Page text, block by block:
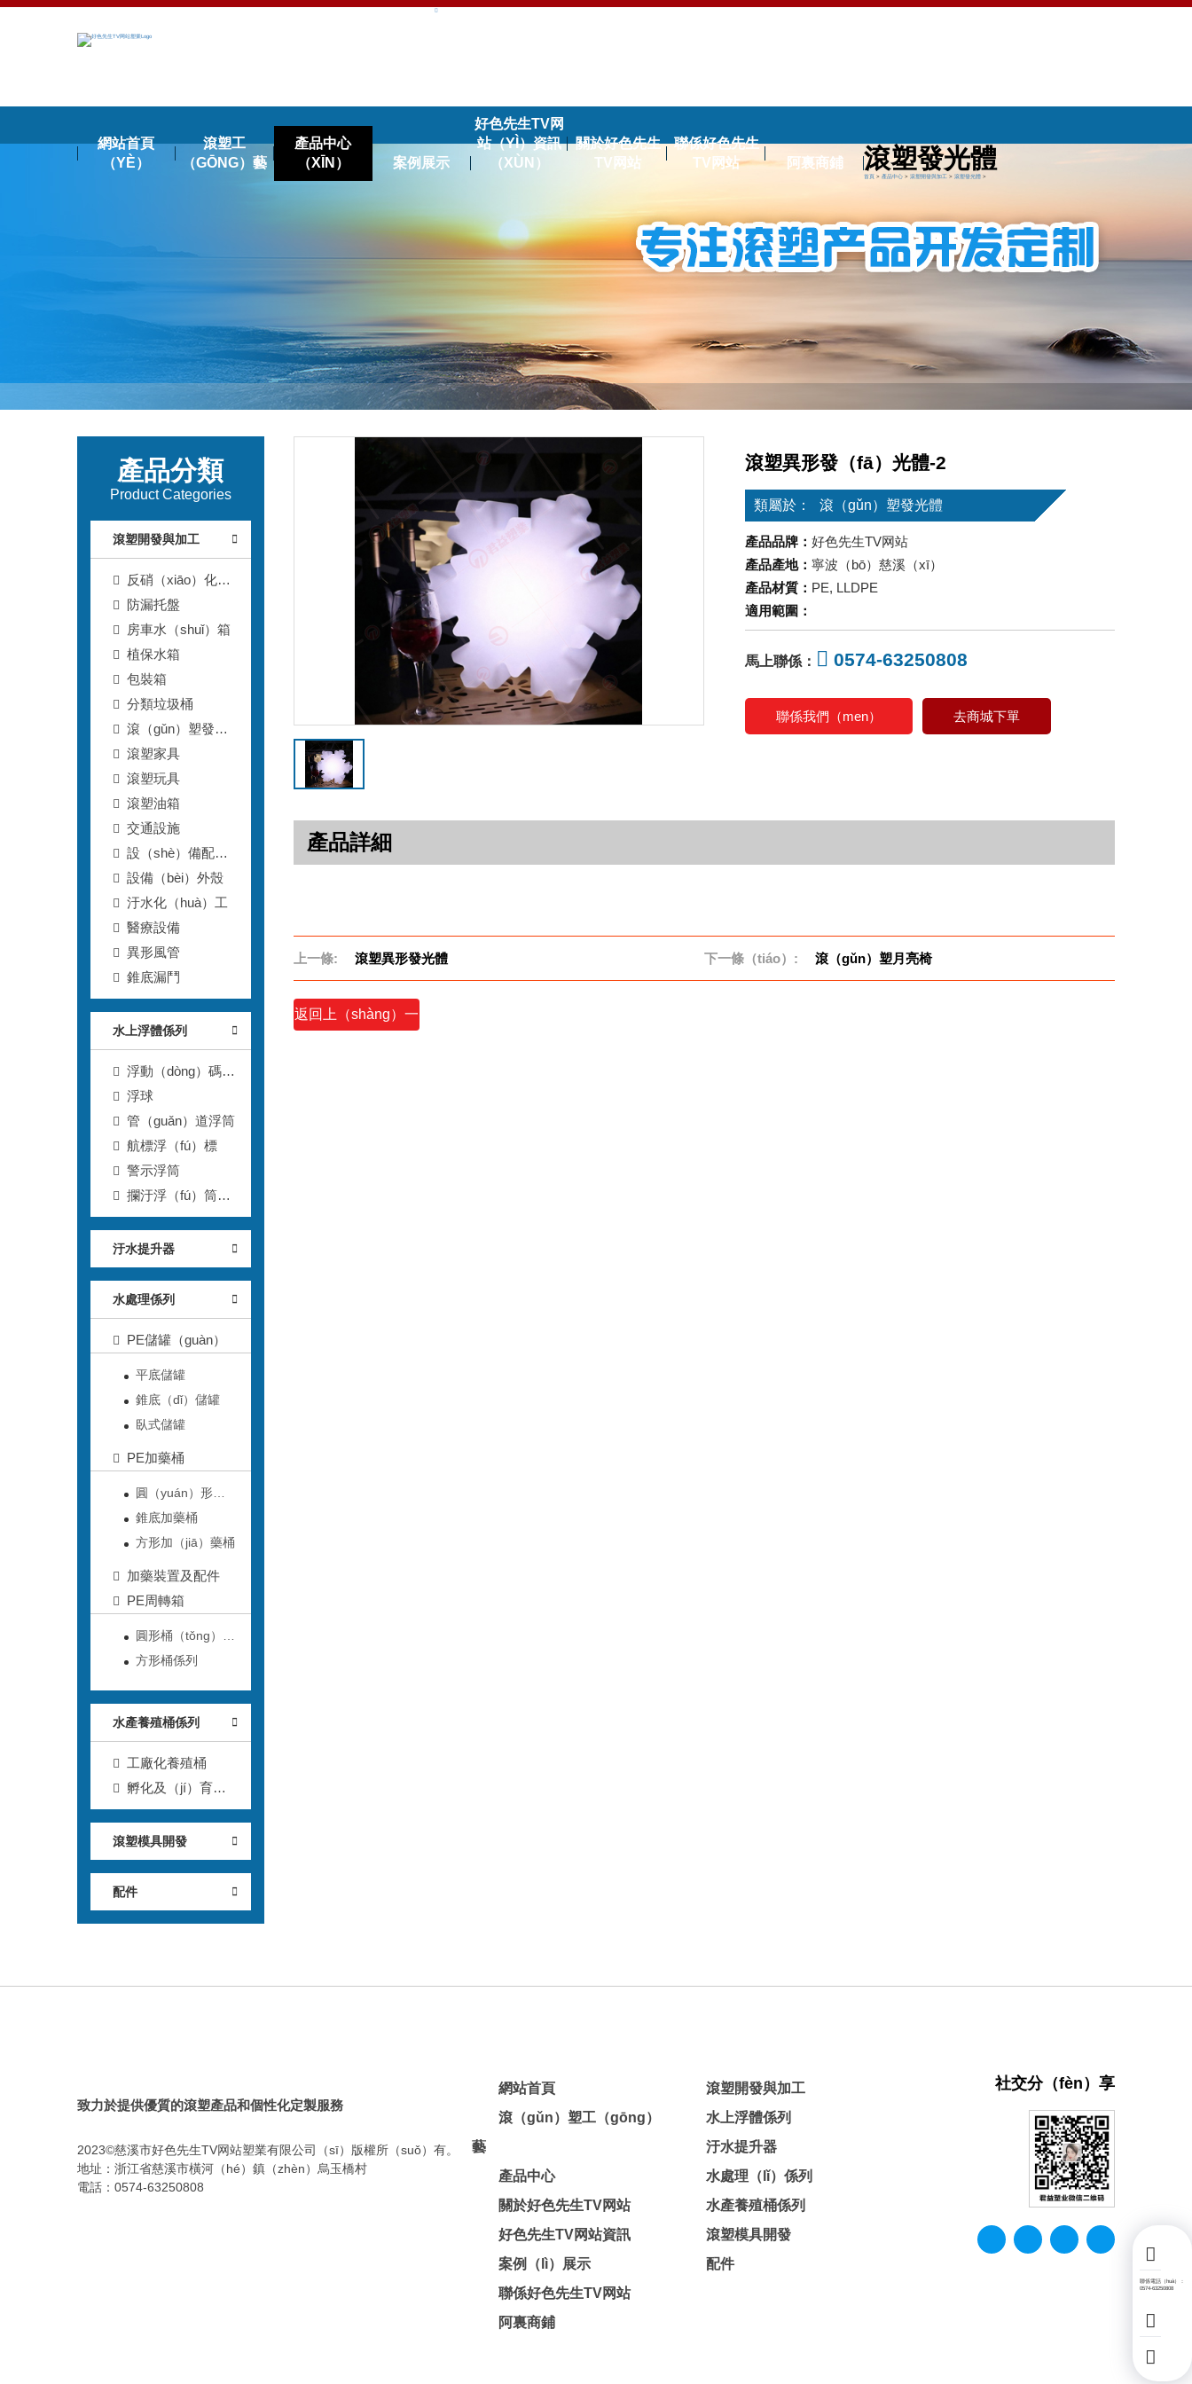
網站首頁
（YÈ）
滾塑工
（GŌNG）藝
產品中心
（XĪN）
案例展示
好色先生TV网
站（YÌ）資訊
（XÙN）
關於好色先生
TV网站
聯係好色先生
TV网站
阿裏商鋪 滾塑發光體
首頁 >產品中心 >滾塑開發與加工 >滾塑發光體 >
產品分類
Product Categories
滾塑開發與加工
反硝（xiāo）化
（huà）深床濾池T型
濾磚
防漏托盤
房車水（shuǐ）箱
植保水箱
包裝箱
分類垃圾桶
滾（gǔn）塑發光
體 滾塑家具
滾塑玩具
滾塑油箱
交通設施
設（shè）備配
（pèi）套滾塑箱
設備（bèi）外殼
汙水化（huà）工
醫療設備
異形風管
錐底漏鬥
水上浮體係列
浮動（dòng）碼
（mǎ）頭
浮球
管（guǎn）道浮筒
航標浮（fú）標
警示浮筒
攔汙浮（fú）筒
（tǒng）
汙水提升器
水處理係列
PE儲罐（guàn）
平底儲罐
錐底（dǐ）儲罐
臥式儲罐
PE加藥桶
圓（yuán）形加
藥桶錐底加藥桶
方形加（jiā）藥桶
加藥裝置及配件
PE周轉箱
圓形桶（tǒng）係
列方形桶係列
水產養殖桶係列
工廠化養殖桶
孵化及（jí）育
（yù）苗
滾塑模具開發
配件
滾塑異形發（fā）光體-2
類屬於： 滾（gǔn）塑發光體
產品品牌：好色先生TV网站
產品產地：寧波（bō）慈溪（xī）
產品材質： PE, LLDPE
適用範圍：
馬上聯係： 0574-63250808
聯係我們（men） 去商城下單
產品詳細
上一條: 滾塑異形發光體 下一條（tiáo）: 滾（gǔn）塑月亮椅
返回上（shàng）一
致力於提供優質的滾塑產品和個性化定製服務
2023©慈溪市好色先生TV网站塑業有限公司（sī）版權所（suǒ）有。
地址：浙江省慈溪市橫河（hé）鎮（zhèn）烏玉橋村
電話：0574-63250808
網站首頁
滾（gǔn）塑工（gōng）
藝
產品中心
關於好色先生TV网站
好色先生TV网站資訊
案例（lì）展示
聯係好色先生TV网站
阿裏商鋪
滾塑開發與加工
水上浮體係列
汙水提升器
水處理（lǐ）係列
水產養殖桶係列
滾塑模具開發
配件
社交分（fèn）享
聯係電話（huà）：
0574-63250808